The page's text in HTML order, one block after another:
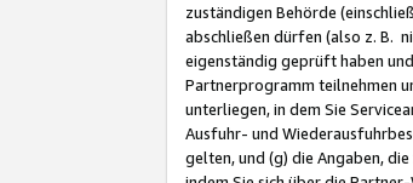
zuständigen Behörde
abschließen dürfen (also z. B.
eigenständig geprüft haben
Partnerprogramm teilnehmen
unterliegen, in dem Sie
Ausfuhr- und
gelten, und (g) die Angaben,